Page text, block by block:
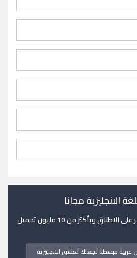
الانجليزية مجانا
وبأكثر من 10 مليون تحميل
عربية مبسطة تجعلك تعشق الانجليزية